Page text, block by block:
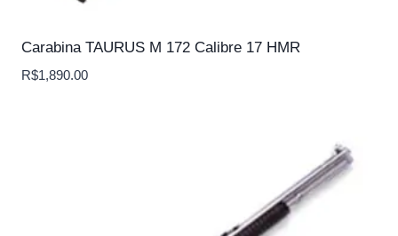
Carabina TAURUS M 172 Calibre 17 HMR
R$1,890.00